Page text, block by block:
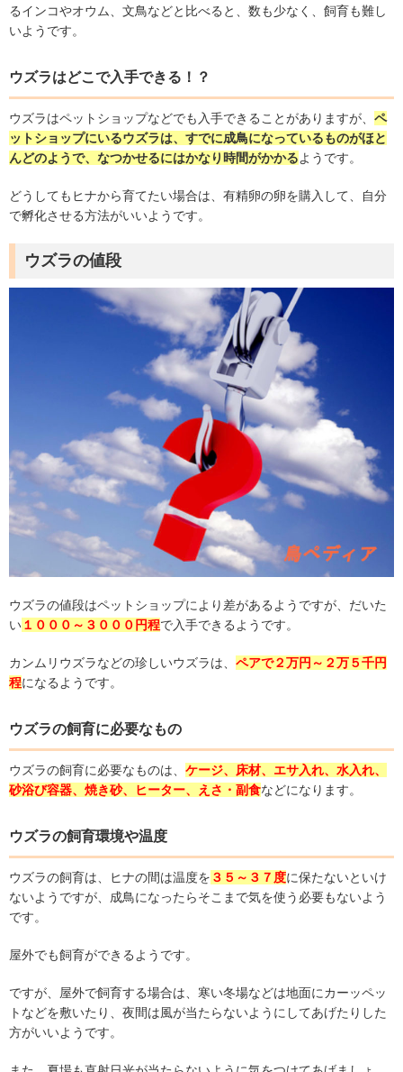
るインコやオウム、文鳥などと比べると、数も少なく、飼育も難し
いようです。
ウズラはどこで入手できる！？
ウズラはペットショップなどでも入手できることがありますが、 ペ
ットショップにいるウズラは、すでに成鳥になっているものがほと
んどのようで、なつかせるにはかなり時間がかかるようです。
どうしてもヒナから育てたい場合は、有精卵の卵を購入して、自分
で孵化させる方法がいいようです。
ウズラの値段
ウズラの値段はペットショップにより差があるようですが、だいた
い１０００～３０００円程で入手できるようです。
カンムリウズラなどの珍しいウズラは、 ペアで２万円～２万５千円
程になるようです。
ウズラの飼育に必要なもの
ウズラの飼育に必要なものは、 ケージ、床材、エサ入れ、水入れ、
砂浴び容器、焼き砂、ヒーター、えさ ・副食などになります。
ウズラの飼育環境や温度
ウズラの飼育は、ヒナの間は温度を ３５～３７度に保たないといけ
ないようですが、成鳥になったらそこまで気を使う必要もないよう
です。
屋外でも飼育ができるようです。
ですが、屋外で飼育する場合は、寒い冬場などは地面にカーッペッ
トなどを敷いたり、夜間は風が当たらないようにしてあげたりした
方がいいようです。